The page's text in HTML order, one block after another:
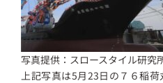
写真提供：スロースタイル研究
上記写真は5月23日の７６稲